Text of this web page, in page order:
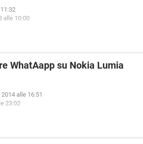
alle 10:00
WhatAapp su Nokia Lumia
alle 16:51
23:02